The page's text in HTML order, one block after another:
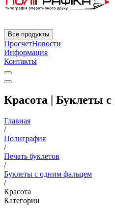
Все продукты
ПросчетНовости
Информация
Контакты
Красота | Буклеты
Главная
/
Полиграфия
/
Печать буклетов
/
Буклеты с одним фальцем
/
Красота
Категории